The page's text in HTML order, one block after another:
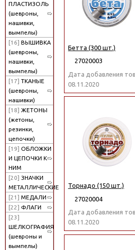
ПЛАСТИЗОЛЬ
(шевроны,
нашивки,
вымпелы)
[16] ВЫШИВКА
(шевроны,
нашивки,
вымпелы)
[17] ТКАНЫЕ
(шевроны,
нашивки)
[18] ЖЕТОНЫ
(жетоны,
резинки,
цепочки)
[19] ОБЛОЖКИ
И ЦЕПОЧКИ К
НИМ
[20] ЗНАЧКИ
МЕТАЛЛИЧЕСКИЕ
[21] МЕДАЛИ
[22] ФЛАГИ
[23]
ШЕЛКОГРАФИЯ
(шевроны и
вымпелы)
Бетта (300 шт.)
27020003
Дата добавления
08.11.2020
Торнадо (150 шт.)
27020004
Дата добавления
08.11.2020